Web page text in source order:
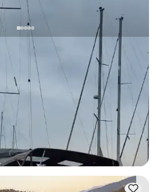
Barco nuevo
(Up to 10 Huéspedes) |
· 12.00m
disponibilidad y precio